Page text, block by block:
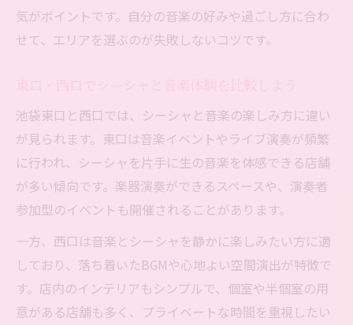
気がポイントです。自分の音楽の好みや過ごし方に合わ
せて、エリアを選ぶのが失敗しないコツです。
池袋東口と西口では、シーシャと音楽の楽しみ方に違い
が見られます。東口は音楽イベントやライブ演奏が頻繁
に行われ、シーシャを片手に生の音楽を体感できる店舗
が多い傾向です。楽器演奏ができるスペースや、演奏者
参加型のイベントも開催されることがあります。
一方、西口は音楽とシーシャを静かに楽しみたい方に適
しており、落ち着いたBGMや心地よい空間演出が特徴で
す。店内のインテリアもシンプルで、個室や半個室の用
意がある店舗も多く、プライベートな時間を重視したい